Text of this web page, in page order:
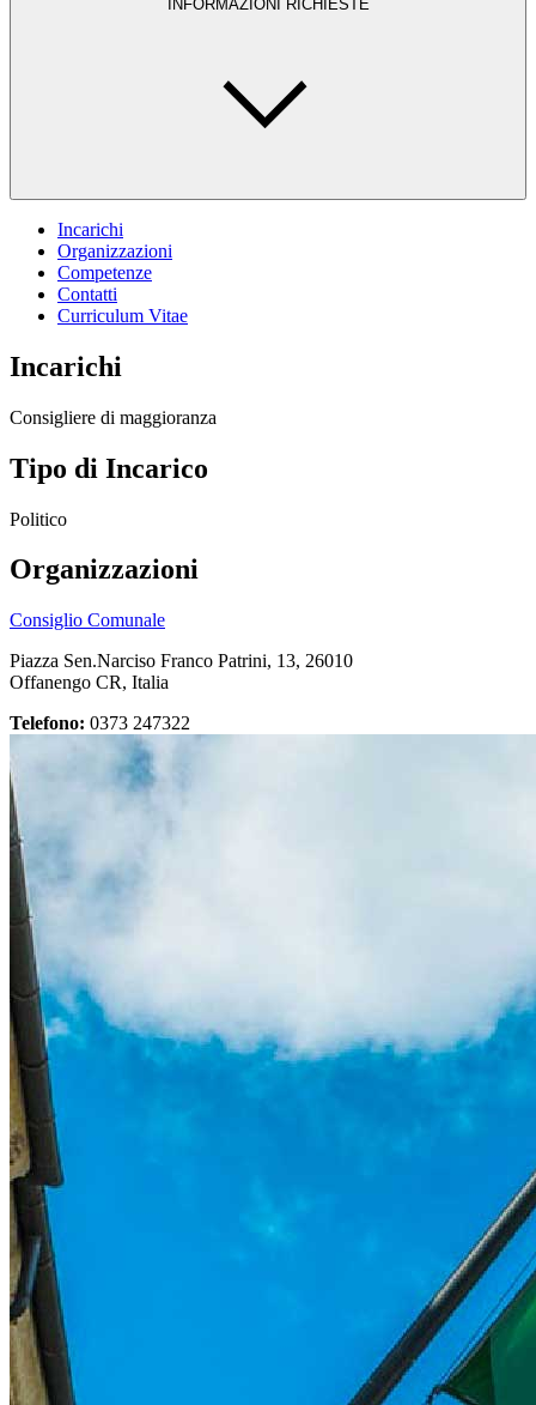
INFORMAZIONI RICHIESTE
Incarichi
Organizzazioni
Competenze
Contatti
Curriculum Vitae
Incarichi
Consigliere di maggioranza
Tipo di Incarico
Politico
Organizzazioni
Consiglio Comunale
Piazza Sen.Narciso Franco Patrini, 13, 26010
Offanengo CR, Italia
Telefono: 0373 247322